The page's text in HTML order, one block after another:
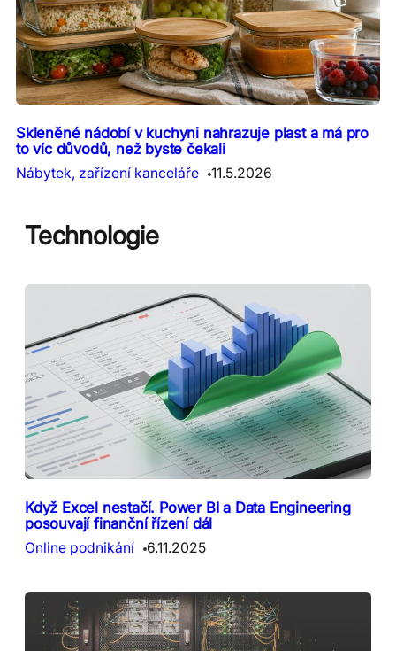
Skleněné nádobí v kuchyni nahrazuje plast a má pro
to víc důvodů, než byste čekali
Nábytek, zařízení kanceláře 11.5.2026
Technologie
Když Excel nestačí. Power BI a Data Engineering
posouvají finanční řízení dál
Online podnikání 6.11.2025